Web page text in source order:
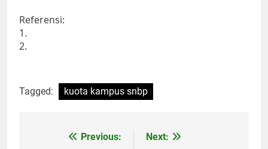
Referensi:
1.
2.
Tagged: kuota kampus snbp
Previous: Next: